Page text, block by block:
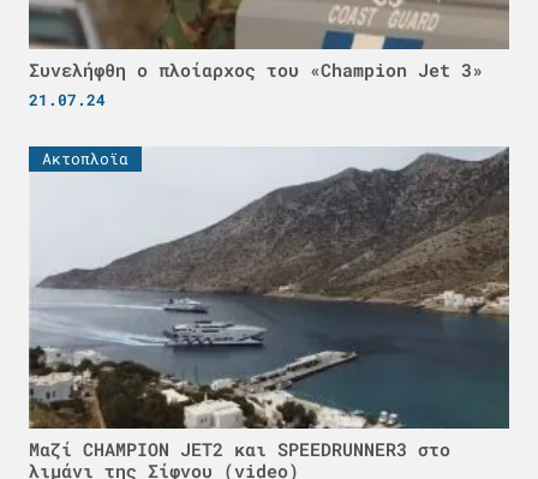
Συνελήφθη ο πλοίαρχος του «Champion Jet 3»
21.07.24
Ακτοπλοϊα
Μαζί CHAMPION JET2 και SPEEDRUNNER3 στο
λιμάνι της Σίφνου (video)